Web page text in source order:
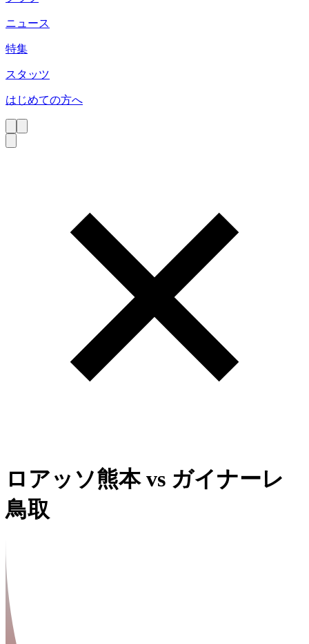
ニュース
特集
スタッツ
はじめての方へ
ロアッソ熊本vs ガイナーレ
鳥取